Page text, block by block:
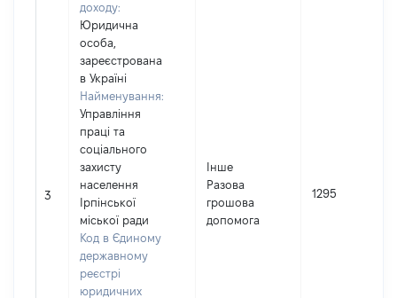
3
доходу:
Юридична
особа,
зареєстрована
в Україні
Найменування:
Управління
праці та
соціального
захисту
населення
Ірпінської
міської ради
Код в Єдиному
державному
реєстрі
юридичних
Інше
Разова
грошова
допомога
1295